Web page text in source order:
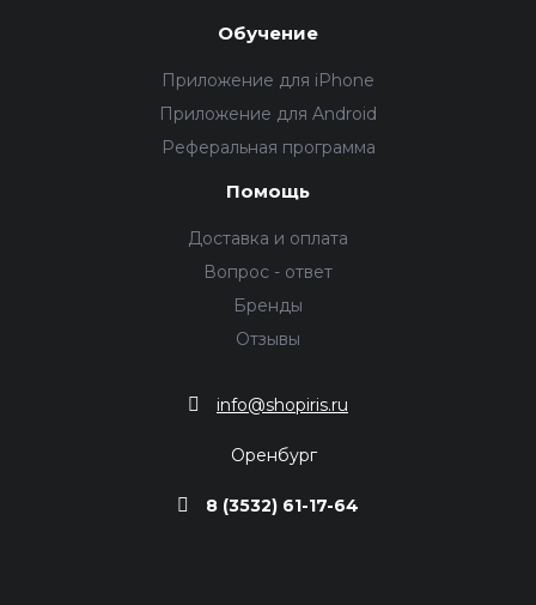
Обучение
Приложение для iPhone
Приложение для Android
Реферальная программа
Помощь
Доставка и оплата
Вопрос - ответ
Бренды
Отзывы
info@shopiris.ru
Оренбург
8 (3532) 61-17-64